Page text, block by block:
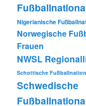
Nigerianische
Norwegische
Frauen
NWSL
Schottische
Schwedische